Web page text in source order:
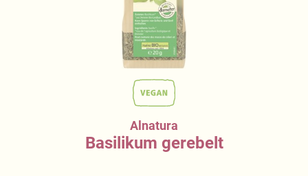
Alnatura
Basilikum gerebelt